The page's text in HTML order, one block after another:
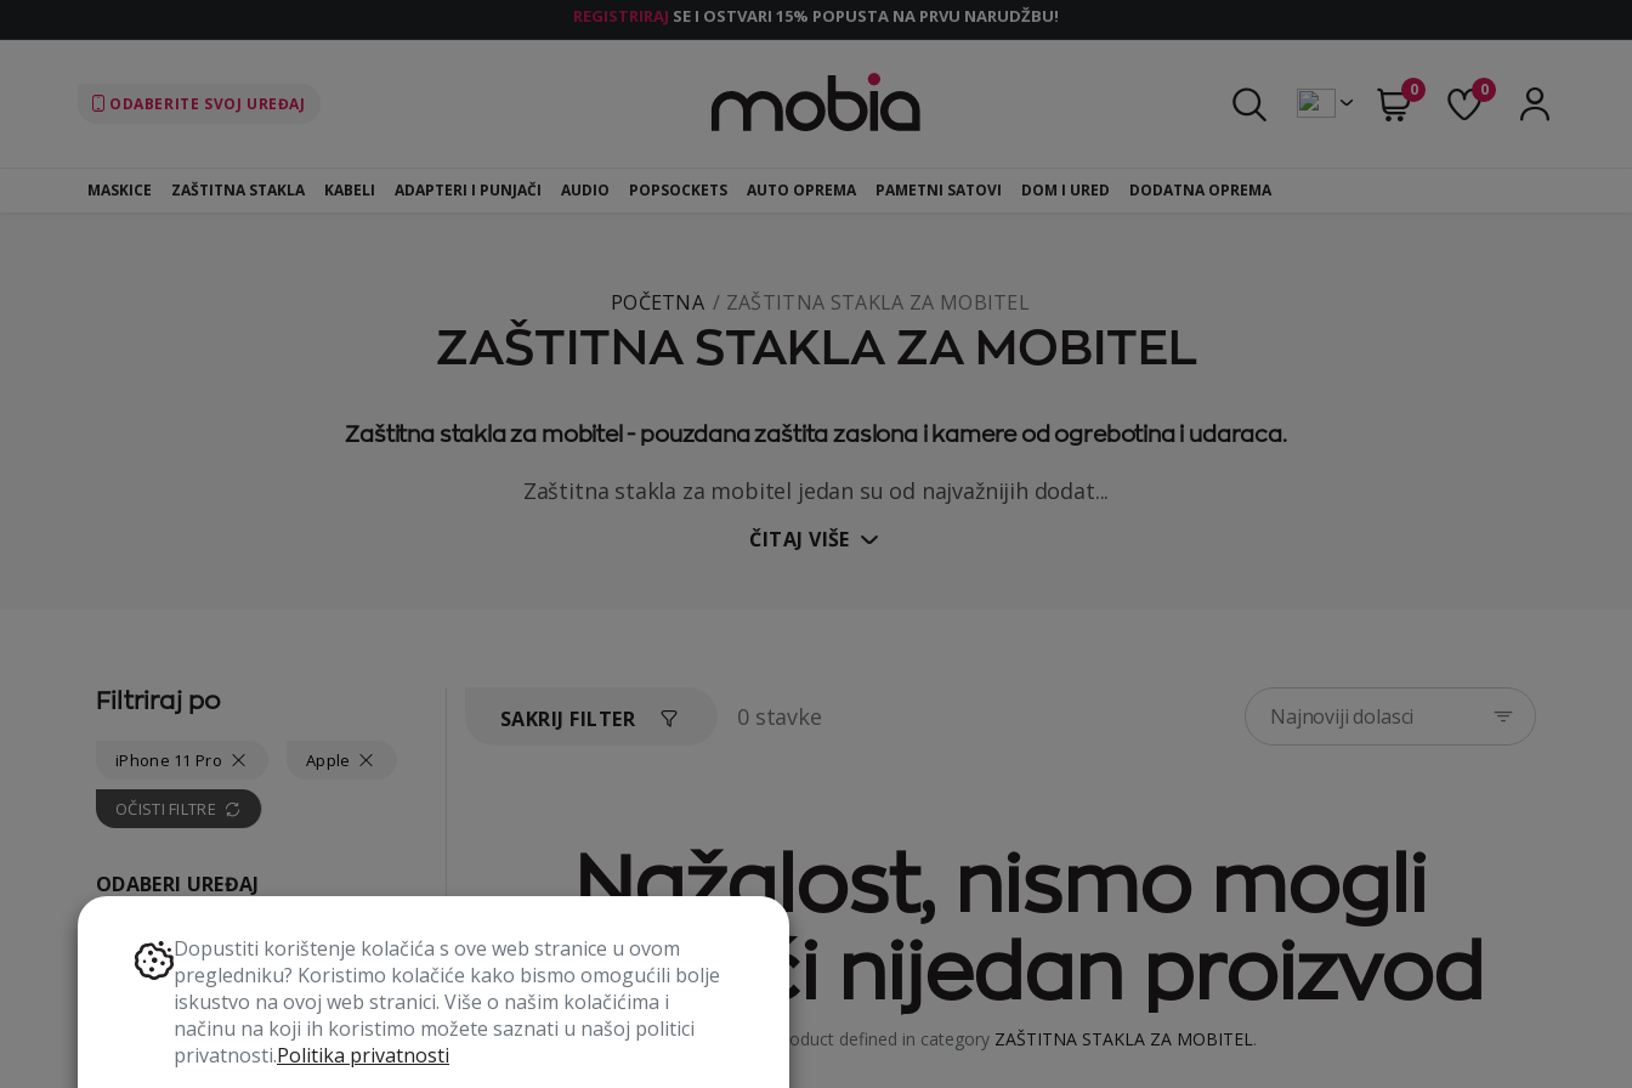
REGISTRIRAJ SE I OSTVARI 15% POPUSTA NA PRVU NARUDŽBU!
ODABERITE SVOJ UREĐAJ
0 0
MASKICE ZAŠTITNA STAKLA KABELI ADAPTERI I PUNJAČI AUDIO POPSOCKETS AUTO OPREMA PAMETNI SATOVI DOM I URED DODATNA OPREMA
POČETNA ZAŠTITNA STAKLA ZA MOBITEL
ZAŠTITNA STAKLA ZA MOBITEL
Zaštitna stakla za mobitel - pouzdana zaštita zaslona i kamere od ogrebotina i udaraca.
Zaštitna stakla za mobitel jedan su od najvažnijih dodat...
ČITAJ VIŠE
Filtriraj po
iPhone 11 Pro Apple
OČISTI FILTRE
ODABERI UREĐAJ
SAKRIJ FILTER 0 stavke Najnoviji dolasci
Nažalost, nismo mogli
pronaći nijedan proizvod
No product defined in category ZAŠTITNA STAKLA ZA MOBITEL.
Dopustiti korištenje kolačića s ove web stranice u ovom
pregledniku? Koristimo kolačiće kako bismo omogućili bolje
iskustvo na ovoj web stranici. Više o našim kolačićima i
načinu na koji ih koristimo možete saznati u našoj politici
privatnosti.Politika privatnosti